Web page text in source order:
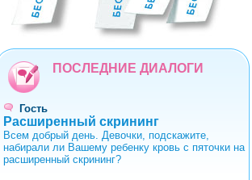
0123456789
ПОСЛЕДНИЕ ДИАЛОГИ
Гость
Расширенный скрининг
Всем добрый день. Девочки, подскажите,
набирали ли Вашему ребенку кровь с пяточки на
расширенный скрининг?